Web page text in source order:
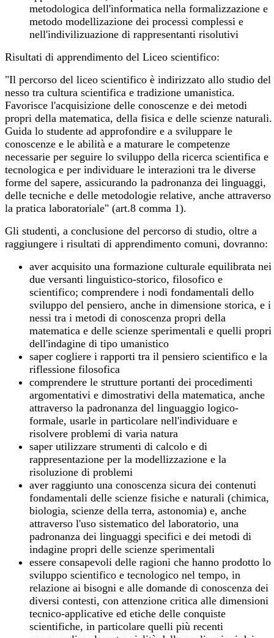
metodologica dell'informatica nella formalizzazione e
metodo modellizazione dei processi complessi e
nell'indivilizuazione di rappresentanti risolutivi
Risultati di apprendimento del Liceo scientifico:
"Il percorso del liceo scientifico è indirizzato allo studio del
nesso tra cultura scientifica e tradizione umanistica.
Favorisce l'acquisizione delle conoscenze e dei metodi
propri della matematica, della fisica e delle scienze naturali.
Guida lo studente ad approfondire e a sviluppare le
conoscenze e le abilità e a maturare le competenze
necessarie per seguire lo sviluppo della ricerca scientifica e
tecnologica e per individuare le interazioni tra le diverse
forme del sapere, assicurando la padronanza dei linguaggi,
delle tecniche e delle metodologie relative, anche attraverso
la pratica laboratoriale" (art.8 comma 1).
Gli studenti, a conclusione del percorso di studio, oltre a
raggiungere i risultati di apprendimento comuni, dovranno:
aver acquisito una formazione culturale equilibrata nei
due versanti linguistico-storico, filosofico e
scientifico; comprendere i nodi fondamentali dello
sviluppo del pensiero, anche in dimensione storica, e i
nessi tra i metodi di conoscenza propri della
matematica e delle scienze sperimentali e quelli propri
dell'indagine di tipo umanistico
saper cogliere i rapporti tra il pensiero scientifico e la
riflessione filosofica
comprendere le strutture portanti dei procedimenti
argomentativi e dimostrativi della matematica, anche
attraverso la padronanza del linguaggio logico-
formale, usarle in particolare nell'individuare e
risolvere problemi di varia natura
saper utilizzare strumenti di calcolo e di
rappresentazione per la modellizzazione e la
risoluzione di problemi
aver raggiunto una conoscenza sicura dei contenuti
fondamentali delle scienze fisiche e naturali (chimica,
biologia, scienze della terra, astonomia) e, anche
attraverso l'uso sistematico del laboratorio, una
padronanza dei linguaggi specifici e dei metodi di
indagine propri delle scienze sperimentali
essere consapevoli delle ragioni che hanno prodotto lo
sviluppo scientifico e tecnologico nel tempo, in
relazione ai bisogni e alle domande di conoscenza dei
diversi contesti, con attenzione critica alle dimensioni
tecnico-applicative ed etiche delle conquiste
scientifiche, in particolare quelli più recenti